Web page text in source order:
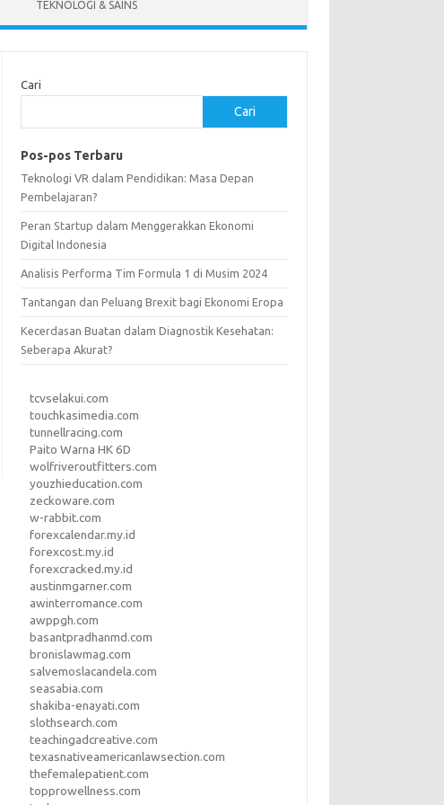
TEKNOLOGI & SAINS
Cari
Cari
Pos-pos Terbaru
Teknologi VR dalam Pendidikan: Masa Depan
Pembelajaran?
Peran Startup dalam Menggerakkan Ekonomi
Digital Indonesia
Analisis Performa Tim Formula 1 di Musim 2024
Tantangan dan Peluang Brexit bagi Ekonomi Eropa
Kecerdasan Buatan dalam Diagnostik Kesehatan:
Seberapa Akurat?
tcvselakui.com
touchkasimedia.com
tunnellracing.com
Paito Warna HK 6D
wolfriveroutfitters.com
youzhieducation.com
zeckoware.com
w-rabbit.com
forexcalendar.my.id
forexcost.my.id
forexcracked.my.id
austinmgarner.com
awinterromance.com
awppgh.com
basantpradhanmd.com
bronislawmag.com
salvemoslacandela.com
seasabia.com
shakiba-enayati.com
slothsearch.com
teachingadcreative.com
texasnativeamericanlawsection.com
thefemalepatient.com
topprowellness.com